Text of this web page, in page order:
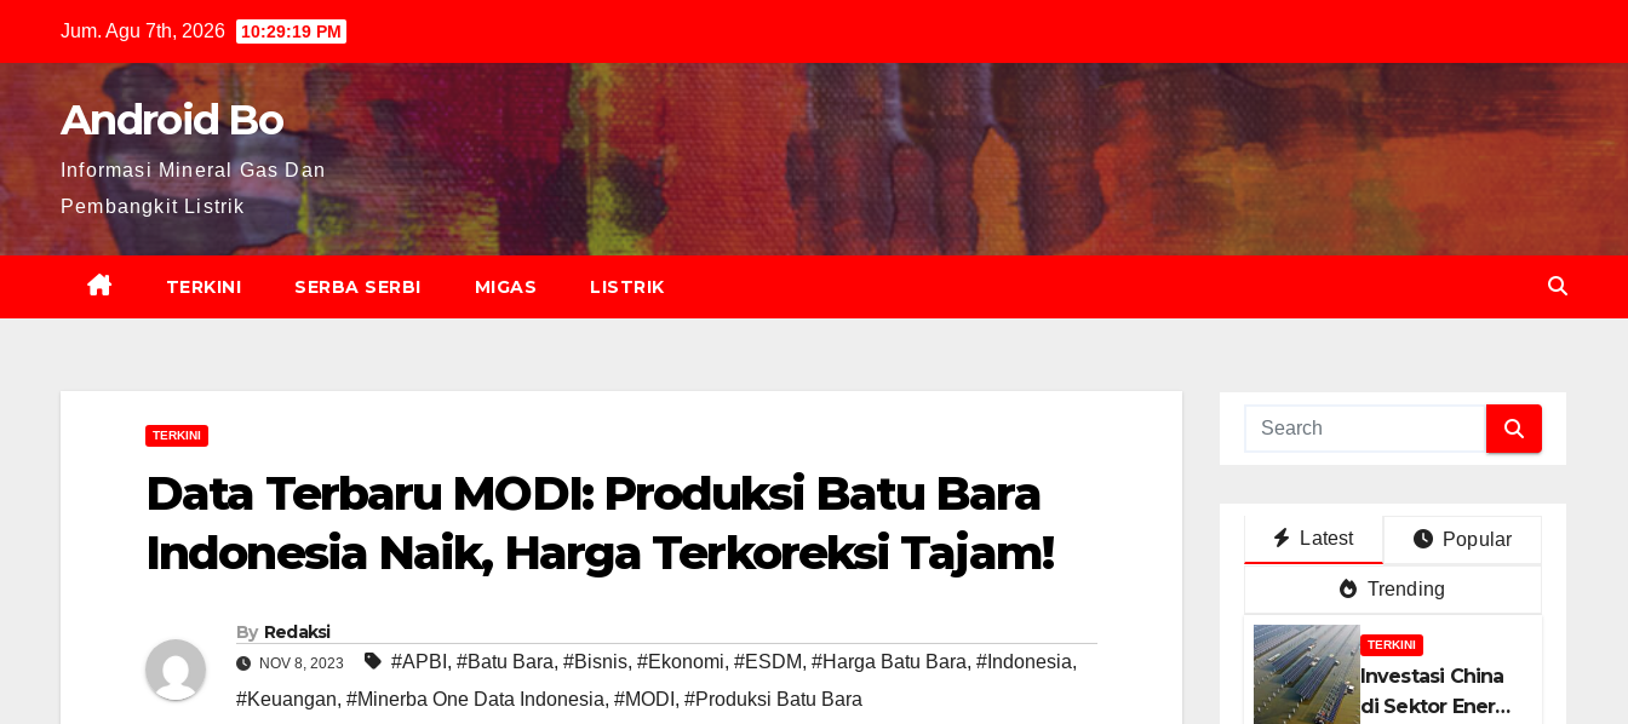
Jum. Agu 7th, 2026 10:29:20 PM
Android Bo
Informasi Mineral Gas Dan
Pembangkit Listrik
TERKINI SERBA SERBI MIGAS LISTRIK
TERKINI
Data Terbaru MODI: Produksi Batu Bara
Indonesia Naik, Harga Terkoreksi Tajam!
By Redaksi
NOV 8, 2023 #APBI , #Batu Bara, #Bisnis, #Ekonomi, #ESDM, #Harga Batu Bara, #Indonesia,
#Keuangan, #Minerba One Data Indonesia, #MODI , #Produksi Batu Bara
Latest Popular
Trending
TERKINI
Investasi China
di Sektor Energi